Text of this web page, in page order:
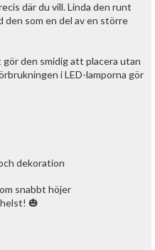
där du vill. Linda den runt
den som en del av en större
den smidig att placera utan
i LED-lamporna gör
dekoration
snabbt höjer
🎃